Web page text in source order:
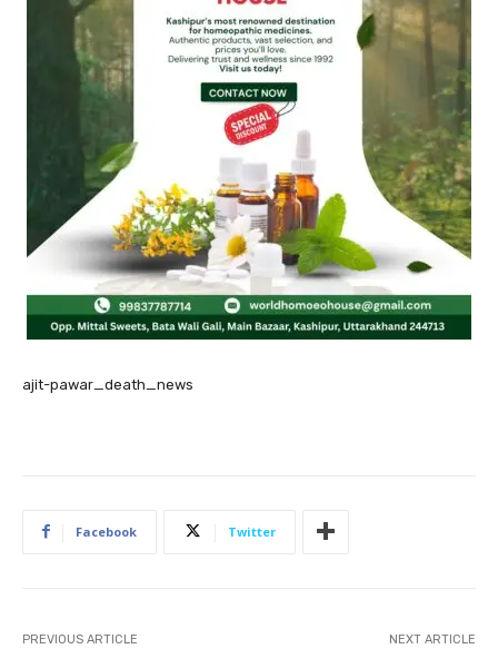
ajit-pawar_death_news
Facebook Twitter
PREVIOUS ARTICLE NEXT ARTICLE